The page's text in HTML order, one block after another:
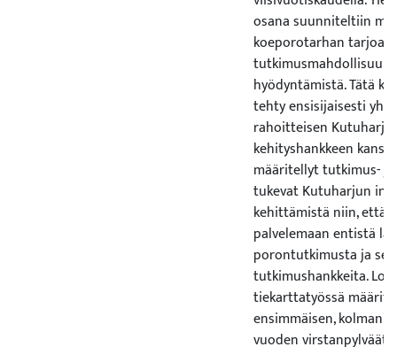
osana suunniteltiin
koeporotarhan
hyödyntämistä. Tätä
tehty ensisijaisesti
rahoitteisen
kehityshankkeen
määritellyt tutkimus-
tukevat Kutuharjun
kehittämistä niin, että
palvelemaan entistä
porontutkimusta ja
tutkimushankkeita.
tiekarttatyössä
ensimmäisen,
vuoden virstanpylväät,